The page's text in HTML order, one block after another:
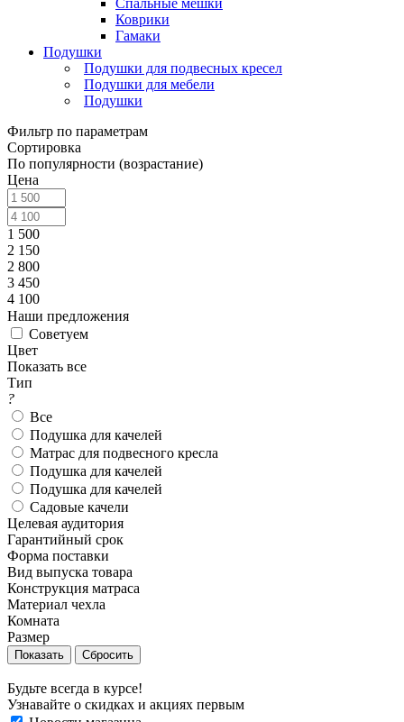
Коврики
Гамаки
Подушки
Подушки для подвесных кресел
Подушки для мебели
Подушки
Фильтр по параметрам
Сортировка
По популярности (возрастание)
Цена
1 500
2 150
2 800
3 450
4 100
Наши предложения
Советуем
Цвет
Показать все
Тип
?
Все
Подушка для качелей
Матрас для подвесного кресла
Подушка для качелей
Подушка для качелей
Садовые качели
Целевая аудитория
Гарантийный срок
Форма поставки
Вид выпуска товара
Конструкция матраса
Материал чехла
Комната
Размер
Сбросить
Будьте всегда в курсе!
Узнавайте о скидках и акциях первым